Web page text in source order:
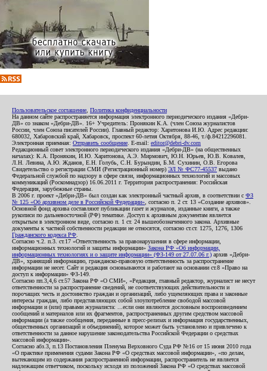
Пользовательское соглашение Политика конфиденциальности
На данном сайте распространяется информация электронного периодического издания «Дебри-
ДВ» со знаком «Дебри-ДВ». 16+ Учредитель: Пронякин К.А. (член Союза журналистов
России, член Союза писателей России). Главный редактор: Харитонова И.Ю. Адрес редакции:
680032, Хабаровский край, Хабаровск, проспект 60-летия Октября, 88-46, т./ф.84212296081.
Электронная приемная: Отправить сообщение . E-mail: editor@debri-dv.com
Редакционный совет электронного периодического издания «Дебри-ДВ» (на общественных
началах): К.А. Пронякин, И.Ю. Харитонова, А.Э. Мирмович, Ю.Н. Юрьев, Ю.В. Ковалев,
Л.Н. Левина, А.Ю. Жданов, Е.Н. Голубь, С.Н. Бурындин, Б.М. Сухинин, О.В. Егорова
Свидетельство о регистрации СМИ (Регистрационный номер) ЭЛ № ФС77-45537 выдано
Федеральной службой по надзору в сфере связи, информационных технологий и массовых
коммуникаций (Роскомнадзор) 16.06.2011 г. Территория распространения: Российская
Федерация, зарубежные страны.
В 2006 г. проект «Дебри-ДВ» был создан как электронный частный архив, в соответствии с ФЗ
№ 125 «Об архивном деле в Российской Федерации» , согласно п. 2 ст. 13 «Создание архивов».
Основной фонд архива составляют публикации газет и журналов, изданные книги, а также
рукописи по дальневосточной (РФ) тематике. Доступ к архивным документам является
открытым в электронном виде, согласно п. 1 ст. 24 вышеобозначенного закона. Архивные
документы к частной собственности редакции не относятся, согласно ст.ст. 1275, 1276, 1306
Гражданского кодекса РФ
Согласно ч.2. п.3. ст.17 «Ответственность за правонарушения в сфере информации,
информационных технологий и защиты информации» Закона РФ «Об информации,
информационных технологиях и о защите информации» (ФЗ-149 от 27.07.06 г.) архив «Дебри-
ДВ», хранящий информацию, гражданско-правовую ответственность за распространение
информации не несет. Сайт и редакция основываются и работают на основании ст.8 «Право на
доступ к информации» ФЗ-149.
Согласно пп.3,4,6 ст.57 Закона РФ «О СМИ», «Редакция, главный редактор, журналист не несут
ответственности за распространение сведений, не соответствующих действительности и
порочащих честь и достоинство граждан и организаций, либо ущемляющих права и законные
интересы граждан, либо представляющих собой злоупотребление свободой массовой
информации и (или) правами журналиста: ...если они являются дословным воспроизведением
сообщений и материалов или их фрагментов, распространенных другим средством массовой
информации (а также сообщения, переданные в пресс-релизах и информация государственных,
общественных организаций и объединений), которое может быть установлено и привлечено к
ответственности за данное нарушение законодательства Российской Федерации о средствах
массовой информации».
Согласно абз.3, п.13 Постановления Пленума Верховного Суда РФ №16 от 15 июня 2010 года
«О практике применения судами Закона РФ «О средствах массовой информации», «по делам,
вытекающим из содержания распространенной информации, распространитель не является
надлежащим ответчиком, поскольку исходя из положений Закона РФ «О средствах массовой